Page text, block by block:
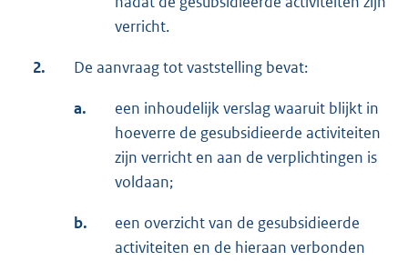
verricht.
2. De aanvraag tot vaststelling bevat:
a.
een inhoudelijk verslag waaruit blijkt in
hoeverre de gesubsidieerde activiteiten
zijn verricht en aan de verplichtingen is
voldaan;
b.
een overzicht van de gesubsidieerde
activiteiten en de hieraan verbonden